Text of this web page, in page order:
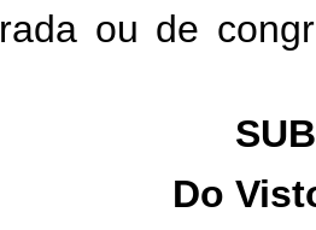
ou de
Do